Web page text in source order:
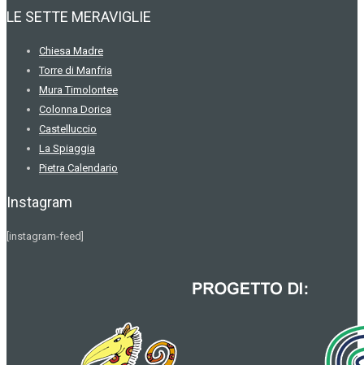
LE SETTE MERAVIGLIE
Chiesa Madre
Torre di Manfria
Mura Timolontee
Colonna Dorica
Castelluccio
La Spiaggia
Pietra Calendario
Instagram
[instagram-feed]